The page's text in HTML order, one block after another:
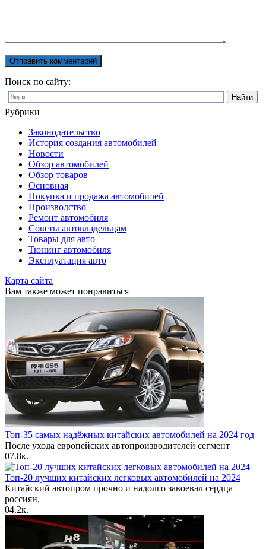
Поиск по сайту:
Рубрики
Законодательство
История создания автомобилей
Новости
Обзор автомобилей
Обзор товаров
Основная
Покупка и продажа автомобилей
Производство
Ремонт автомобиля
Советы автовладельцам
Товары для авто
Тюнинг автомобиля
Эксплуатация авто
Карта сайта
Вам также может понравиться
Топ-35 самых надёжных китайских автомобилей на 2024 год
После ухода европейских автопроизводителей сегмент
07.8к.
Топ-20 лучших китайских легковых автомобилей на 2024
Китайский автопром прочно и надолго завоевал сердца
россиян.
04.2к.